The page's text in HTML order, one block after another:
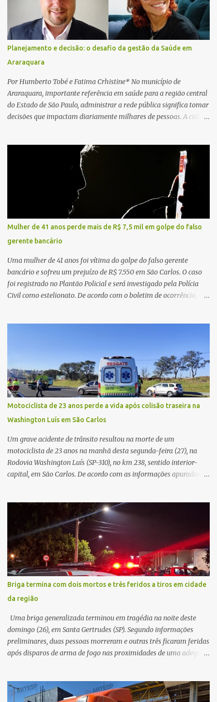
Planejamento e decisão: o desafio da gestão da Saúde em
Araraquara
Por Humberto Tobé e Fatima Crhistine* No município de
Araraquara, importante referência em saúde para a região central
do Estado de São Paulo, administrar a rede pública significa tomar
decisões que impactam diariamente milhares de pessoas. A cidade
município, mas também de diversas cidades do entorno,
ampliando significativamente a responsabilidade da gestão sobre
o Sistema Único de Saúde (SUS). Nos últimos anos, o Governo
Federal tem ampliado investimentos destinados ao fortalecimento
da atenção básica, da infraestrutura hospitalar e da
regionalização dos serviços de saúde. Entretanto, em um cenário
de demandas crescentes e recursos necessariamente limitados, a
principal missão da gestão pública não é apenas investir mais,
mas decidir melhor onde investir para produzir o maior benefício
possível à população. Essa reflexão encontra respaldo tanto na
teoria da admini...
Mulher de 41 anos perde mais de R$ 7,5 mil em golpe do falso
gerente bancário
Uma mulher de 41 anos foi vítima do golpe do falso gerente
bancário e sofreu um prejuízo de R$ 7.550 em São Carlos. O caso
foi registrado no Plantão Policial e será investigado pela Polícia
Civil como estelionato. De acordo com o boletim de ocorrência, a
ser realizados. Dias depois, o golpista enviou um documento em
PDF simulando uma comunicação oficial da instituição financeira.
Na sequência, entrou em contato por telefone e encaminhou um
link, orientando a vítima a acessá-lo pelo computador para
concluir a suposta atualização cadastral. Após realizar o
procedimento, a conta bancária ficou bloqueada por algumas
horas. Sem conseguir acessar o sistema, a vítima tentou
novamente contato com o suposto gerente, mas não obteve
resposta. Na segunda-fe...
Motociclista de 23 anos perde a vida após colisão traseira na
Washington Luís em São Carlos
Um grave acidente de trânsito resultou na morte de um
motociclista de 23 anos na manhã desta segunda-feira (27), na
Rodovia Washington Luís (SP-310), no km 238, sentido interior-
capital, em São Carlos. De acordo com as informações apuradas no
veículo, o trânsito estava lento e congestionado devido a obras
realizadas na rodovia, momento em que ocorreu o impacto. Com
a violência da colisão, o motociclista foi arremessado ao solo.
Testemunhas relataram que o capacete teria se desprendido
durante o acidente. O jovem sofreu ferimentos gravíssimos e
morreu ainda no local. Equipes de resgate e de atendimento da
concessionária responsável pela rodovia foram acionadas e
realizaram a sinalização da via, além de prestarem socorro à
vítima. No entanto, o óbito foi constatado ainda no local do
acidente. A Polícia Militar Rodoviária compareceu para o registro
da ocorrência...
Briga termina com dois mortos e três feridos a tiros em cidade
da região
Uma briga generalizada terminou em tragédia na noite deste
domingo (26), em Santa Gertrudes (SP). Segundo informações
preliminares, duas pessoas morreram e outras três ficaram feridas
após disparos de arma de fogo nas proximidades de uma adega. O
começado dentro do estabelecimento e se estendido para a área
externa, quando dois homens armados passaram a efetuar